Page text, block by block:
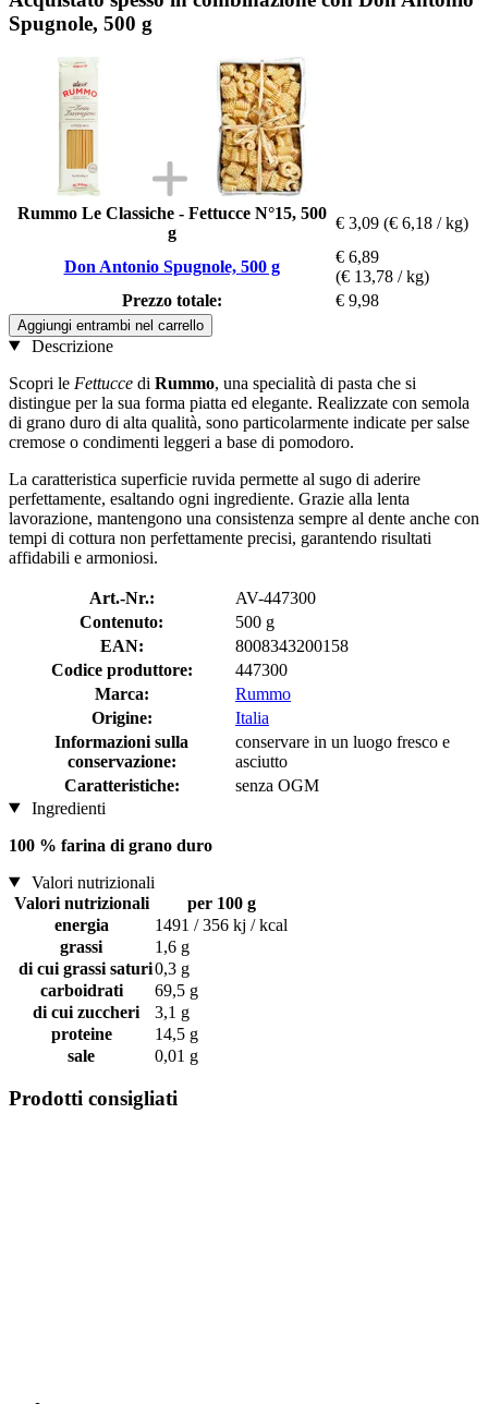
Spugnole, 500 g
Rummo Le Classiche - Fettucce N°15, 500
g
€ 3,09 (€ 6,18 / kg)
Don Antonio Spugnole, 500 g
€ 6,89
(€ 13,78 / kg)
Prezzo totale:
€ 9,98
Aggiungi entrambi nel carrello
Descrizione
Scopri le Fettucce di Rummo, una specialità di pasta che si
distingue per la sua forma piatta ed elegante. Realizzate con semola
di grano duro di alta qualità, sono particolarmente indicate per salse
cremose o condimenti leggeri a base di pomodoro.
La caratteristica superficie ruvida permette al sugo di aderire
perfettamente, esaltando ogni ingrediente. Grazie alla lenta
lavorazione, mantengono una consistenza sempre al dente anche con
tempi di cottura non perfettamente precisi, garantendo risultati
affidabili e armoniosi.
Art.-Nr.:
AV-447300
Contenuto:
500 g
EAN:
8008343200158
Codice produttore:
447300
Marca:
Rummo
Origine:
Italia
Informazioni sulla
conservazione:
conservare in un luogo fresco e
asciutto
Caratteristiche:
senza OGM
Ingredienti
100 % farina di grano duro
Valori nutrizionali
Valori nutrizionali
per 100 g
energia
1491 / 356 kj / kcal
grassi
1,6 g
di cui grassi saturi0,3 g
carboidrati
69,5 g
di cui zuccheri
3,1 g
proteine
14,5 g
sale
0,01 g
Prodotti consigliati